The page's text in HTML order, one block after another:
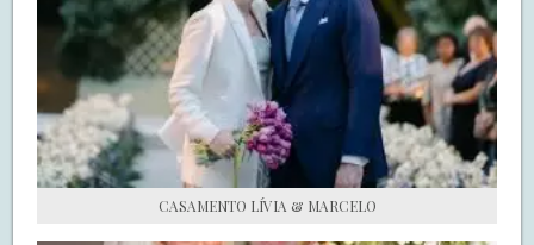
DE NOIVA PRA NOIVA
S.O.S CASADAS
FALE COM O SAY I DO
CASAMENTO LÍVIA & MARCELO